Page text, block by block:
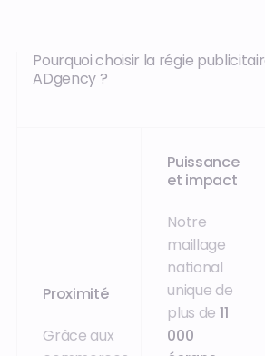
Pourquoi choisir la régie
ADgency ?
Proximité
Grâce aux
Puissance
et impact
Notre
maillage
national
unique de
plus de 11
000